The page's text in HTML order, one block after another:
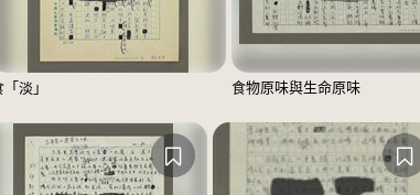
淡」 食物原味與生命原味